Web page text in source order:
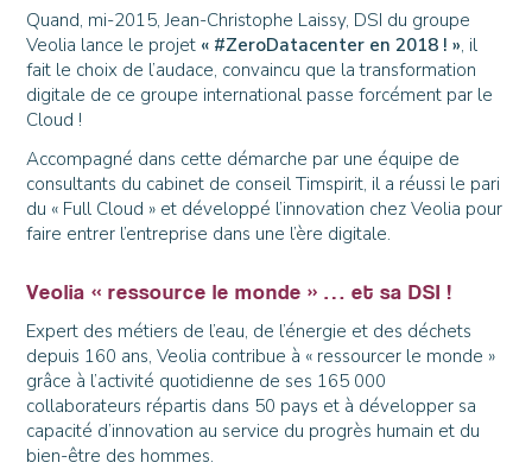
Quand, mi-2015, Jean-Christophe Laissy, DSI du groupe
Veolia lance le projet « #ZeroDatacenter en 2018 ! », il
fait le choix de l’audace, convaincu que la transformation
digitale de ce groupe international passe forcément par le
Cloud !
Accompagné dans cette démarche par une équipe de
consultants du cabinet de conseil Timspirit, il a réussi le pari
du « Full Cloud » et développé l’innovation chez Veolia pour
faire entrer l’entreprise dans une l’ère digitale.
Veolia « ressource le monde » … et sa DSI !
Expert des métiers de l’eau, de l’énergie et des déchets
depuis 160 ans, Veolia contribue à « ressourcer le monde »
grâce à l’activité quotidienne de ses 165 000
collaborateurs répartis dans 50 pays et à développer sa
capacité d’innovation au service du progrès humain et du
bien-être des hommes.